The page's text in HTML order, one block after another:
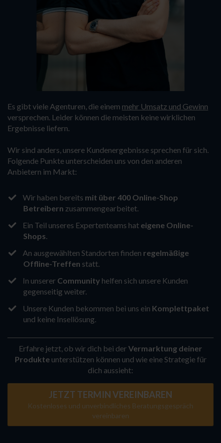
Es gibt viele Agenturen, die einem mehr Umsatz und Gewinn
versprechen. Leider können die meisten keine wirklichen
Ergebnisse liefern.
Wir sind anders, unsere Kundenergebnisse sprechen für sich.
Folgende Punkte unterscheiden uns von den anderen
Anbietern im Markt:
Wir haben bereits mit über 400 Online-Shop
Betreibern zusammengearbeitet.
​Ein Teil unseres Expertenteams hat eigene Online-
Shops.
​An ausgewählten Standorten finden regelmäßige
Offline-Treffen statt.
​In unserer Community helfen sich unsere Kunden
gegenseitig weiter.
Unsere Kunden bekommen bei uns ein Komplettpaket
und keine Insellösung.
Erfahre jetzt, ob wir dich bei derVermarktung deiner
Produkteunterstützen können und wie eine Strategie für
dich aussieht:
JETZT TERMIN VEREINBAREN
Kostenloses und unverbindliches Beratungsgespräch
vereinbaren